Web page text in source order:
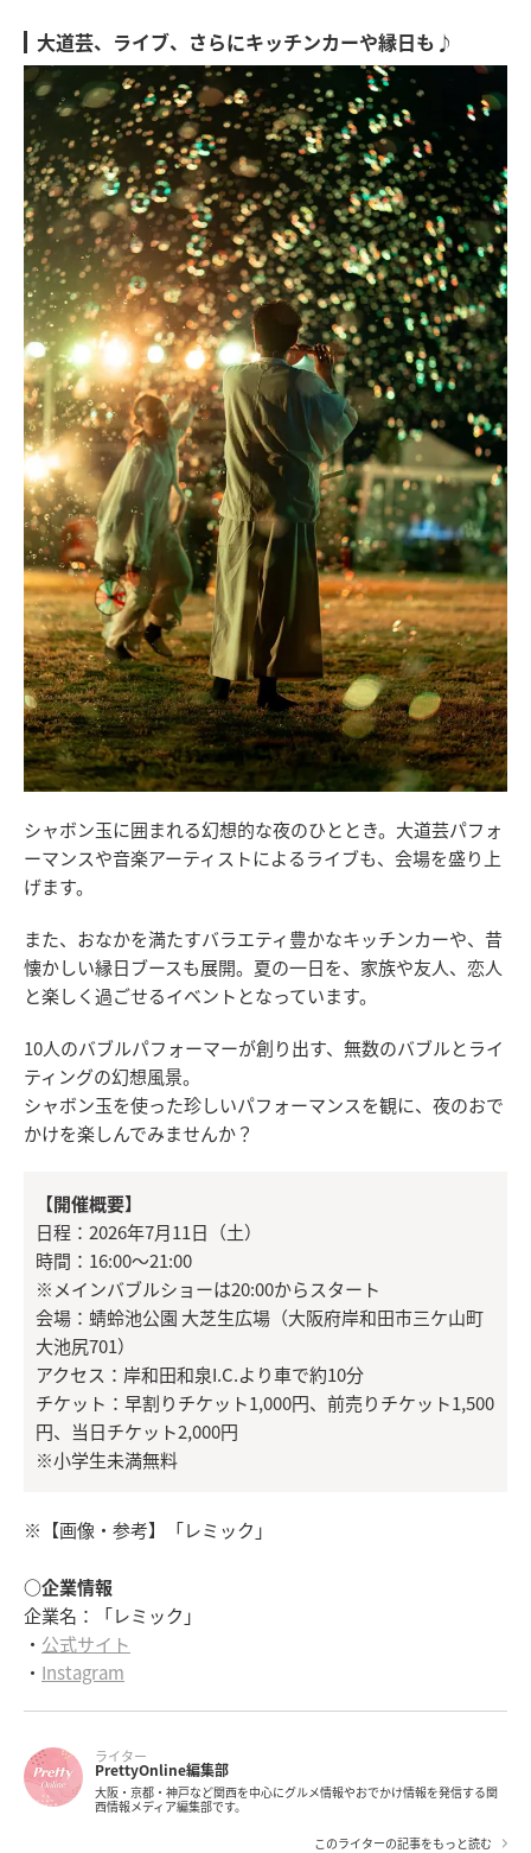
大道芸、ライブ、さらにキッチンカーや縁日も♪
シャボン玉に囲まれる幻想的な夜のひととき。大道芸パフォ
ーマンスや音楽アーティストによるライブも、会場を盛り上
げます。
また、おなかを満たすバラエティ豊かなキッチンカーや、昔
懐かしい縁日ブースも展開。夏の一日を、家族や友人、恋人
と楽しく過ごせるイベントとなっています。
10人のバブルパフォーマーが創り出す、無数のバブルとライ
ティングの幻想風景。
シャボン玉を使った珍しいパフォーマンスを観に、夜のおで
かけを楽しんでみませんか？
【開催概要】
日程：2026年7月11日（土）
時間：16:00〜21:00
※メインバブルショーは20:00からスタート
会場：蜻蛉池公園 大芝生広場（大阪府岸和田市三ケ山町
大池尻701）
アクセス：岸和田和泉I.C.より車で約10分
チケット：早割りチケット1,000円、前売りチケット1,500
円、当日チケット2,000円
※小学生未満無料
※【画像・参考】「レミック」
○企業情報
企業名：「レミック」
・ 公式サイト
・ Instagram
ライター
PrettyOnline編集部
大阪・京都・神戸など関西を中心にグルメ情報やおでかけ情報を発信する関
西情報メディア編集部です。
このライターの記事をもっと読む